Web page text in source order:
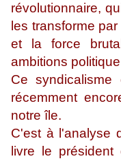
révolutionnaire,
les transforme
et la force
ambitions
Ce syndicalisme
récemment
notre île.
C'est à l'analyse
livre le président